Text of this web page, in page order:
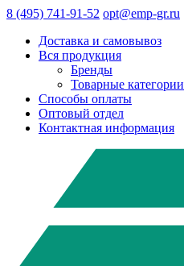
8 (495) 741-91-52 opt@emp-gr.ru
Доставка и самовывоз
Вся продукция
Бренды
Товарные категории
Способы оплаты
Оптовый отдел
Контактная информация